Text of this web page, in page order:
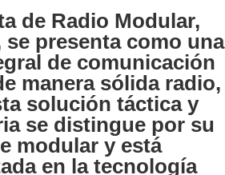
de Radio Modular,
se presenta como una
de comunicación
manera sólida radio,
solución táctica y
se distingue por su
modular y está
en la tecnología